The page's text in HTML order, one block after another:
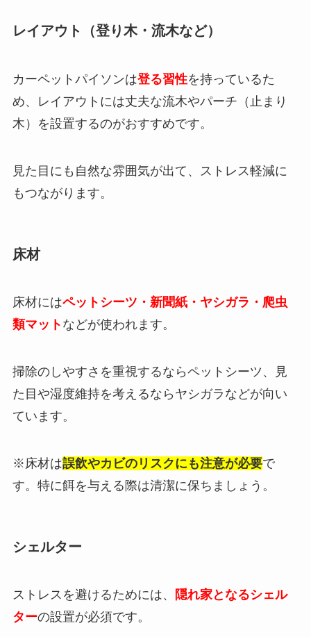
レイアウト（登り木・流木など）
カーペットパイソンは登る習性を持っているた
め、レイアウトには丈夫な流木やパーチ（止まり
木）を設置するのがおすすめです。
見た目にも自然な雰囲気が出て、ストレス軽減に
もつながります。
床材
床材にはペットシーツ・新聞紙・ヤシガラ・爬虫
類マット などが使われます。
掃除のしやすさを重視するならペットシーツ、見
た目や湿度維持を考えるならヤシガラなどが向い
ています。
※床材は誤飲やカビのリスクにも注意が必要で
す。特に餌を与える際は清潔に保ちましょう。
シェルター
ストレスを避けるためには、
隠れ家となるシェル
ターの設置が必須です。